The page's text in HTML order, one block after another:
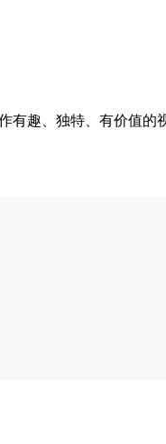
有趣、独特、有价值